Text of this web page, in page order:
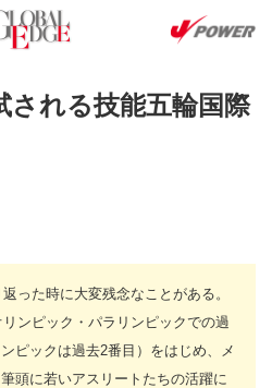
される技能五輪国際
った時に大変残念なことがある。
ンピック・パラリンピックでの過
ピックは過去2番目）をはじめ、メ
頭に若いアスリートたちの活躍に